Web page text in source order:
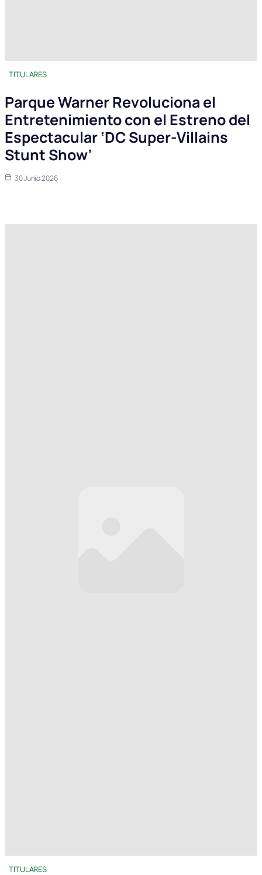
TITULARES
Parque Warner Revoluciona el
Entretenimiento con el Estreno del
Espectacular ‘DC Super-Villains
Stunt Show’
30 Junio 2026
TITULARES